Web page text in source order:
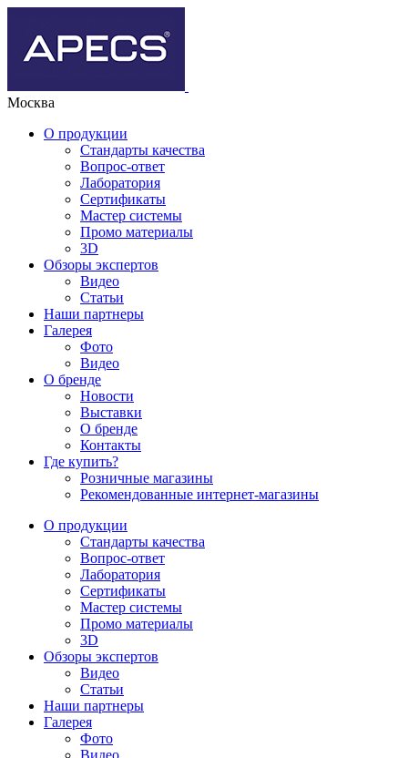
Москва
О продукции
Стандарты качества
Вопрос-ответ
Лаборатория
Сертификаты
Мастер системы
Промо материалы
3D
Обзоры экспертов
Видео
Статьи
Наши партнеры
Галерея
Фото
Видео
О бренде
Новости
Выставки
О бренде
Контакты
Где купить?
Розничные магазины
Рекомендованные интернет-магазины
О продукции
Стандарты качества
Вопрос-ответ
Лаборатория
Сертификаты
Мастер системы
Промо материалы
3D
Обзоры экспертов
Видео
Статьи
Наши партнеры
Галерея
Фото
Видео